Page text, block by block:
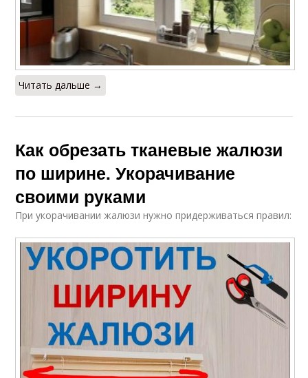
Читать дальше →
Как обрезать тканевые жалюзи
по ширине. Укорачивание
своими руками
При укорачивании жалюзи нужно придерживаться правил: